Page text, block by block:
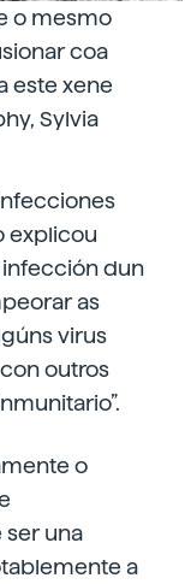
o mesmo
coa
este xene
Sylvia
explicou
infección dun
as
virus
outros
o
ser una
a